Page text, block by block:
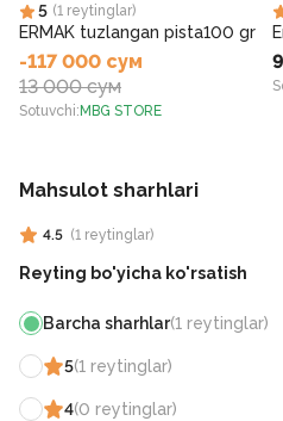
5 (1 reytinglar)
ERMAK tuzlangan pista100 gr
-117 000 сум
13 000 сум
Sotuvchi: MBG STORE
Mahsulot sharhlari
4.5 (1 reytinglar)
Reyting bo'yicha ko'rsatish
Barcha sharhlar(1 reytinglar)
5(1 reytinglar)
4(0 reytinglar)